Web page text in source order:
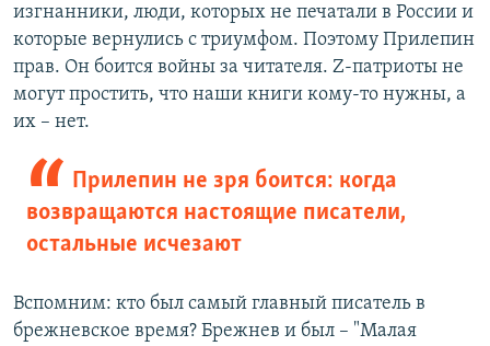
изгнанники, люди, которых не печатали в России и
которые вернулись с триумфом. Поэтому Прилепин
прав. Он боится войны за читателя. Z-патриоты не
могут простить, что наши книги кому-то нужны, а
их – нет.
Прилепин не зря боится: когда
возвращаются настоящие писатели,
остальные исчезают
Вспомним: кто был самый главный писатель в
брежневское время? Брежнев и был – "Малая